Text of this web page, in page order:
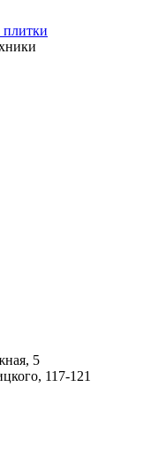
5
117-121